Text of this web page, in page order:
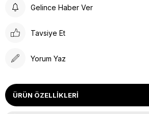
Gelince Haber Ver
Tavsiye Et
Yorum Yaz
ÜRÜN ÖZELLIKLERI